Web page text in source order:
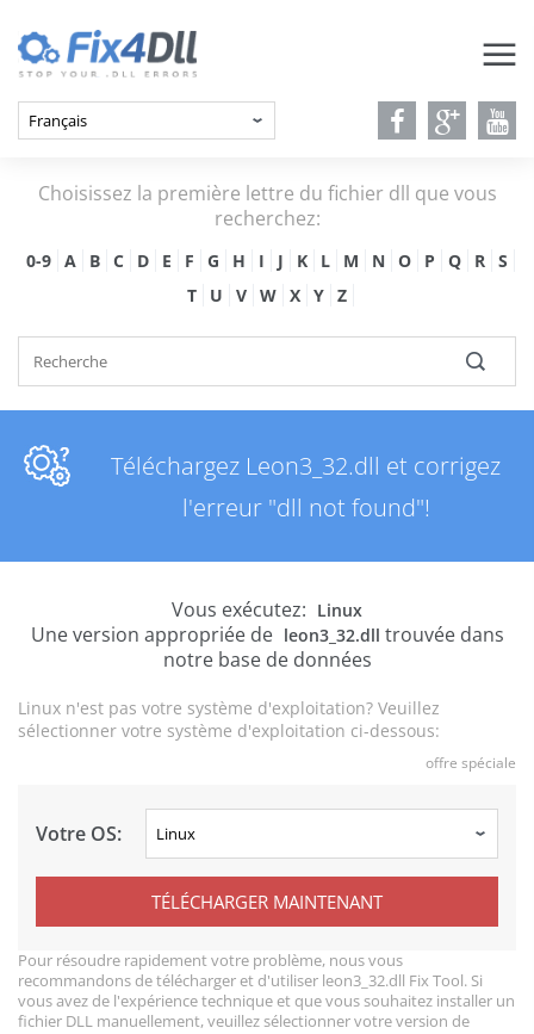
Choisissez la première lettre du fichier dll que vous
recherchez:
0-9 A B C D E F G H I J K L M N O P Q R
S
T
U V W X Y Z
Téléchargez Leon3_32.dll et corrigez
l'erreur "dll not found"!
Vous exécutez: Linux
Une version appropriée de leon3_32.dll trouvée dans
notre base de données
Linux n'est pas votre système d'exploitation? Veuillez
sélectionner votre système d'exploitation ci-dessous:
offre spéciale
Votre OS:
TÉLÉCHARGER MAINTENANT
Pour résoudre rapidement votre problème, nous vous
recommandons de télécharger et d'utiliser leon3_32.dll Fix Tool. Si
vous avez de l'expérience technique et que vous souhaitez installer un
fichier DLL manuellement, veuillez sélectionner votre version de